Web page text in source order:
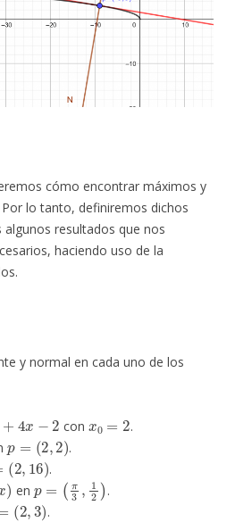
cómo encontrar máximos y
lo tanto, definiremos dichos
resultados que nos
haciendo uso de la
y normal en cada uno de los
con .
p =(2,2 )
.
(2,16 )
.
en
p= π3, 2 )
.
(2,3)
.